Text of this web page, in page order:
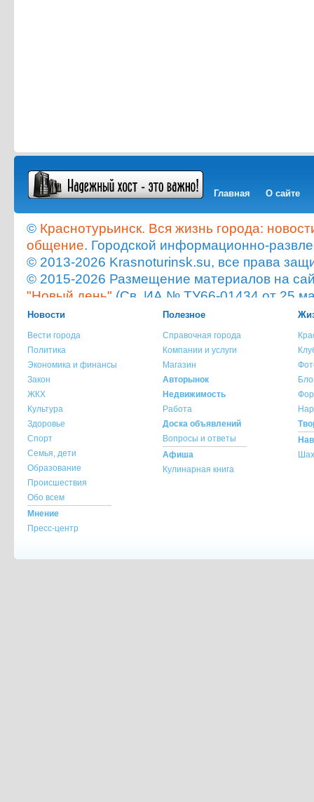
Главная О сайте
© Краснотурьинск. Вся жизнь города:
общение. Городской информационно-
© 2013-2026 Krasnoturinsk.su, все права
© 2015-2026 Размещение материалов на
"Новый день" (Св. ИА № ТУ66-01434 от 25
Мнение администрации сайта не всегда
опубликованного материала!
При копировании материала с сайта
ссылка на источник обязательна.
При использовании материала с сайта
указание источника и автора материала
По всем вопросам обращайтесь на
Новости
Вести города
Политика
Экономика и финансы
Закон
ЖКХ
Культура
Здоровье
Спорт
Семья, дети
Образование
Происшествия
Обо всем
Мнение
Пресс-центр
Полезное
Справочная города
Компании и услуги
Магазин
Авторынок
Недвижимость
Работа
Доска объявлений
Вопросы и ответы
Афиша
Кулинарная книга